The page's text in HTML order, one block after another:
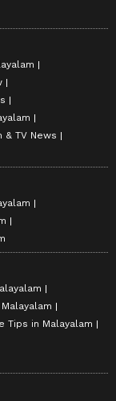
& TV News
Tips in Malayalam